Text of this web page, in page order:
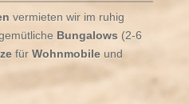
vermieten wir im ruhig
Bungalows (2-6
für Wohnmobileund